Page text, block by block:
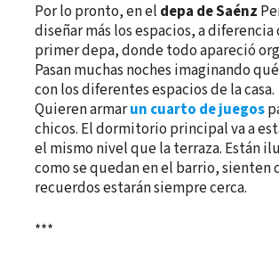
Por lo pronto, en el depa de Saénz
diseñar más los espacios, a diferencia
primer depa, donde todo apareció
Pasan muchas noches imaginando
con los diferentes espacios de la casa.
Quieren armarun cuarto de juegos
chicos. El dormitorio principal va a
el mismo nivel que la terraza. Están
como se quedan en el barrio, sienten
recuerdos estarán siempre cerca.
***